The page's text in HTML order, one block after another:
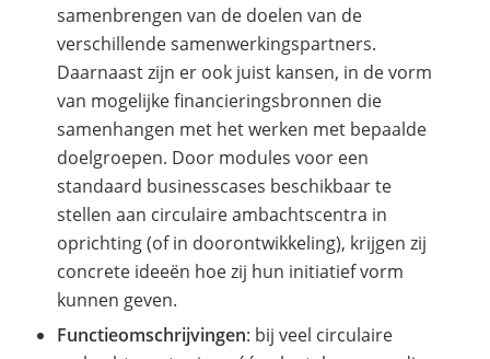
samenbrengen van de doelen van de
verschillende samenwerkingspartners.
Daarnaast zijn er ook juist kansen, in de vorm
van mogelijke financieringsbronnen die
samenhangen met het werken met bepaalde
doelgroepen. Door modules voor een
standaard businesscases beschikbaar te
stellen aan circulaire ambachtscentra in
oprichting (of in doorontwikkeling), krijgen zij
concrete ideeën hoe zij hun initiatief vorm
kunnen geven.
Functieomschrijvingen: bij veel circulaire